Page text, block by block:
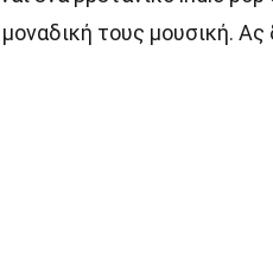
τους μουσική.